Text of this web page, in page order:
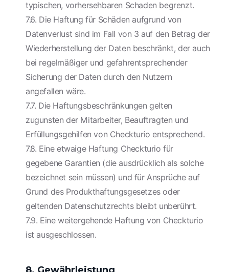
typischen, vorhersehbaren Schaden begrenzt.
7.6. Die Haftung für Schäden aufgrund von
Datenverlust sind im Fall von 3 auf den Betrag der
Wiederherstellung der Daten beschränkt, der auch
bei regelmäßiger und gefahrentsprechender
Sicherung der Daten durch den Nutzern
angefallen wäre.
7.7. Die Haftungsbeschränkungen gelten
zugunsten der Mitarbeiter, Beauftragten und
Erfüllungsgehilfen von Checkturio entsprechend.
7.8. Eine etwaige Haftung Checkturio für
gegebene Garantien (die ausdrücklich als solche
bezeichnet sein müssen) und für Ansprüche auf
Grund des Produkthaftungsgesetzes oder
geltenden Datenschutzrechts bleibt unberührt.
7.9. Eine weitergehende Haftung von Checkturio
ist ausgeschlossen.